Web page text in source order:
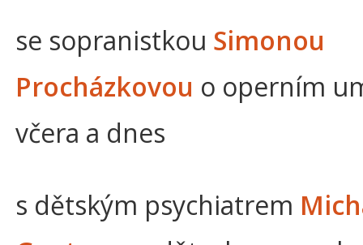
se sopranistkou Simonou
Procházkovou o operním
včera a dnes
s dětským psychiatrem